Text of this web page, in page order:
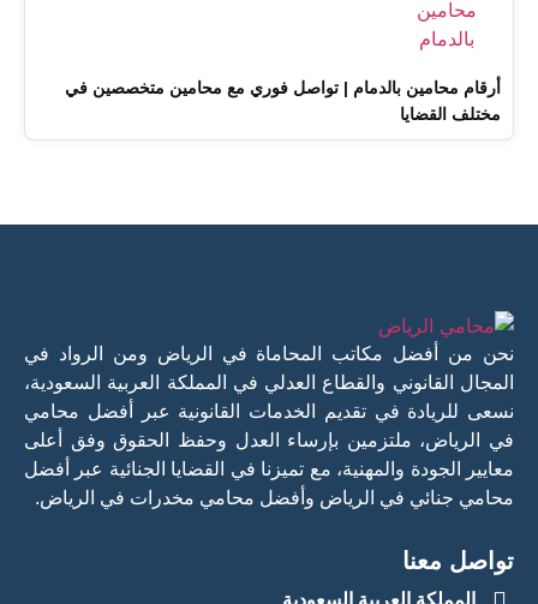
أرقام محامين بالدمام | تواصل فوري مع محامين متخصصين في
مختلف القضايا
نحن من أفضل مكاتب المحاماة في الرياض ومن الرواد في
المجال القانوني والقطاع العدلي في المملكة العربية السعودية،
نسعى للريادة في تقديم الخدمات القانونية عبر أفضل محامي
في الرياض، ملتزمين بإرساء العدل وحفظ الحقوق وفق أعلى
معايير الجودة والمهنية، مع تميزنا في القضايا الجنائية عبر أفضل
محامي جنائي في الرياض وأفضل محامي مخدرات في الرياض.
تواصل معنا
المملكة العربية السعودية